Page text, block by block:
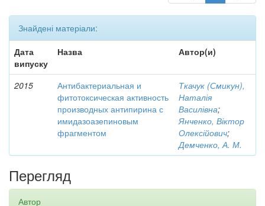
Знайдені матеріали:
Дата
випуску
Назва Автор(и)
2015
Антибактериальная и
фитотоксическая активность
производных антипирина с
имидазоазепиновым
фрагментом
Ткачук (Смикун),
Наталія
Василівна;
Янченко, Віктор
Олексійович;
Демченко, А. М.
Перегляд
Автор